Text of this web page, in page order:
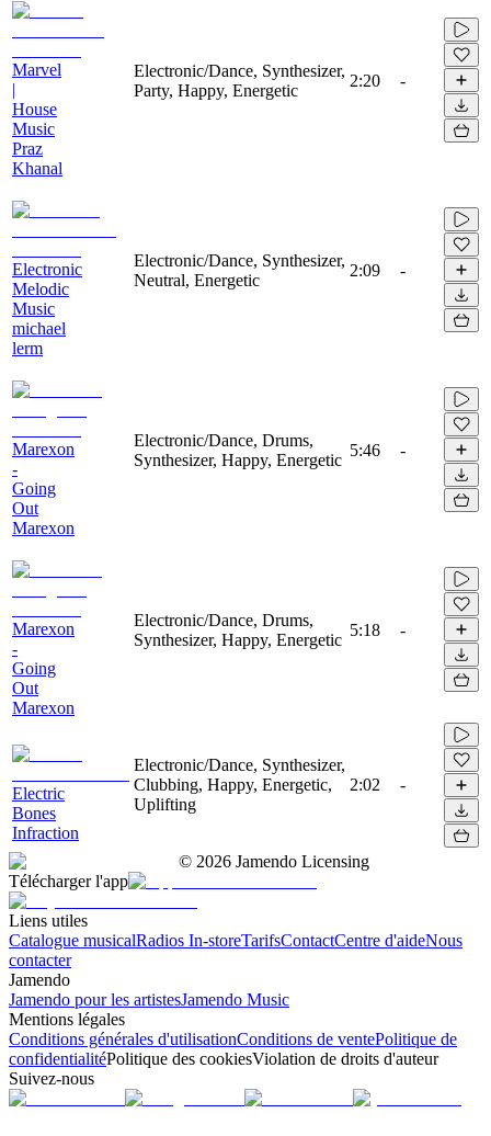
Marvel
|
House
Music
Praz
Khanal
Electronic/Dance, Synthesizer,
Party, Happy, Energetic
2:20 -
Electronic
Melodic
Music
michael
lerm
Electronic/Dance, Synthesizer,
Neutral, Energetic
2:09 -
Marexon
-
Going
Out
Marexon
Electronic/Dance, Drums,
Synthesizer, Happy, Energetic
5:46 -
Marexon
-
Going
Out
Marexon
Electronic/Dance, Drums,
Synthesizer, Happy, Energetic
5:18 -
Electric
Bones
Infraction
Electronic/Dance, Synthesizer,
Clubbing, Happy, Energetic,
Uplifting
2:02 -
© 2026 Jamendo Licensing
Télécharger l'app
Liens utiles
Catalogue musicalRadios In-storeTarifsContactCentre d'aideNous
contacter
Jamendo
Jamendo pour les artistesJamendo Music
Mentions légales
Conditions générales d'utilisationConditions de ventePolitique de
confidentialitéPolitique des cookiesViolation de droits d'auteur
Suivez-nous